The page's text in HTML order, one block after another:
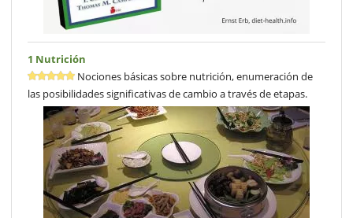
1 Nutrición
Nociones básicas sobre nutrición, enumeración de
las posibilidades significativas de cambio a través de etapas.